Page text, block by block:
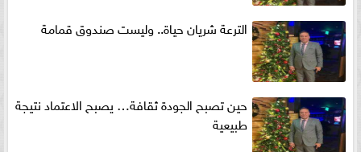
الترعة شريان حياة.. وليست صندوق قمامة
حين تصبح الجودة ثقافة… يصبح الاعتماد نتيجة
طبيعية